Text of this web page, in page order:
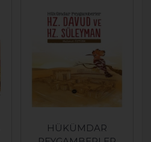
HÜKÜMDAR